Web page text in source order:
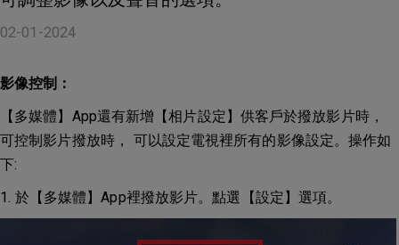
02-01-2024
影像控制：
【多媒體】App還有新增【相片設定】供客戶於撥放影片時，
可控制影片撥放時， 可以設定電視裡所有的影像設定。操作如
下:
1. 於【多媒體】App裡撥放影片。點選【設定】選項。